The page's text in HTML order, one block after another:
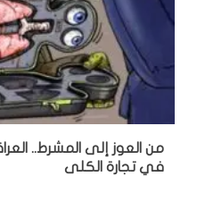
من العوز إلى المشرط..
في تجارة الكلى